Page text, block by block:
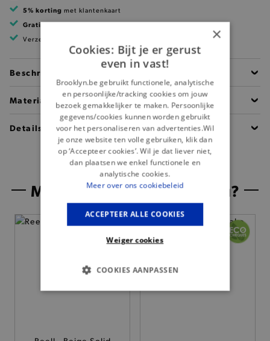
5% korting met klantenkaart
Gratis verzendingvanaf 99 EUR
Verzending binnen 1 à 2 werkdagen
Beschrijving
Materiaal
Details
Misschien is dit iets voor jou?
×
Cookies: Bijt je er gerust
even in vast!
Brooklyn.be gebruikt functionele, analytische
en persoonlijke/tracking cookies om jouw
bezoek gemakkelijker te maken. Persoonlijke
gegevens/cookies kunnen worden gebruikt
voor het personaliseren van advertenties.Wil
je onze website ten volle gebruiken, klik dan
op ‘Accepteer cookies’. Wil je dat liever niet,
dan plaatsen we enkel functionele en
analytische cookies.
Meer over ons cookiebeleid
ACCEPTEER ALLE COOKIES
Weiger cookies
COOKIES AANPASSEN
BASIS COOKIES